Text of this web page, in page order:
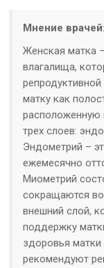
Мнение врачей:
Женская матка
влагалища,
матку как
расположенную
трех слоев:
Эндометрий –
ежемесячно
Миометрий
сокращаются
внешний слой,
поддержку
здоровья
рекомендуют